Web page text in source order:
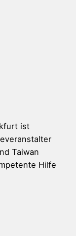
ist
Taiwan
Hilfe